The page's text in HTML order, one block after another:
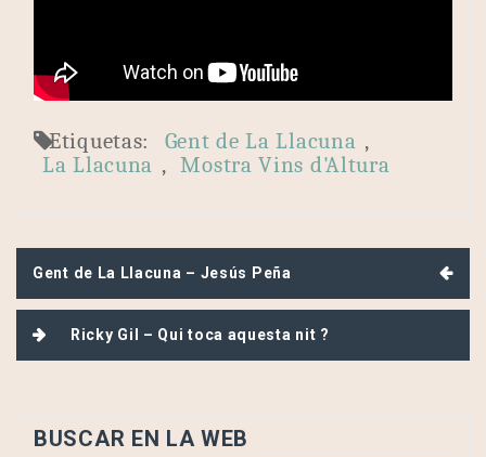
Etiquetas: Gent de La Llacuna ,
La Llacuna , Mostra Vins d'Altura
Navegación
de
entradas
Gent de La Llacuna – Jesús Peña
Ricky Gil – Qui toca aquesta nit ?
BUSCAR EN LA WEB